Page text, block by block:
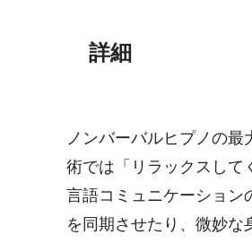
詳細
ノンバーバルヒプノの
術では「リラックスして
言語コミュニケーション
を同期させたり、微妙